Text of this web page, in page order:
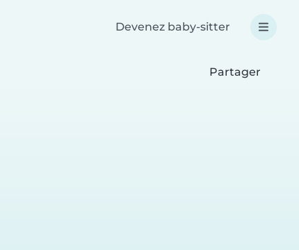
Devenez baby-sitter
Partager